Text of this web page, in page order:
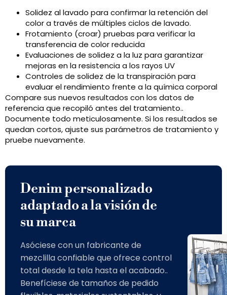
Solidez al lavado para confirmar la retención del
color a través de múltiples ciclos de lavado.
Frotamiento (croar) pruebas para verificar la
transferencia de color reducida
Evaluaciones de solidez a la luz para garantizar
mejoras en la resistencia a los rayos UV
Controles de solidez de la transpiración para
evaluar el rendimiento frente a la química corporal
Compare sus nuevos resultados con los datos de
referencia que recopiló antes del tratamiento..
Documente todo meticulosamente. Si los resultados se
quedan cortos, ajuste sus parámetros de tratamiento y
pruebe nuevamente.
Denim personalizado
adaptado a la visión de
su marca
Asóciese con un fabricante de
mezclilla confiable que ofrece control
total desde la tela hasta el acabado..
Benefíciese de tamaños de pedido